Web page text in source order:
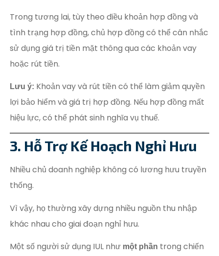
Trong tương lai, tùy theo điều khoản hợp đồng và
tình trạng hợp đồng, chủ hợp đồng có thể cân nhắc
sử dụng giá trị tiền mặt thông qua các khoản vay
hoặc rút tiền.
Lưu ý: Khoản vay và rút tiền có thể làm giảm quyền
lợi bảo hiểm và giá trị hợp đồng. Nếu hợp đồng mất
hiệu lực, có thể phát sinh nghĩa vụ thuế.
3. Hỗ Trợ Kế Hoạch Nghỉ Hưu
Nhiều chủ doanh nghiệp không có lương hưu truyền
thống.
Vì vậy, họ thường xây dựng nhiều nguồn thu nhập
khác nhau cho giai đoạn nghỉ hưu.
Một số người sử dụng IUL như một phần trong chiến